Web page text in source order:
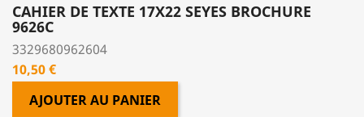
CAHIER DE TEXTE 17X22 SEYES BROCHURE
9626C
3329680962604
Prix
10,50 €
AJOUTER AU PANIER